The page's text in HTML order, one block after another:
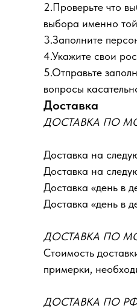
2.Проверьте что
выбора именно
3.Заполните
4.Укажите свои
5.Отправьте
вопросы
Доставка
ДОСТАВКА ПО
Доставка на
Доставка на
Доставка «день в
Доставка «день в
ДОСТАВКА ПО
Стоимость
примерки,
ДОСТАВКА ПО